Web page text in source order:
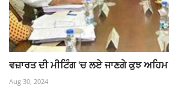
ਵਜ਼ਾਰਤ ਦੀ ਮੀਟਿੰਗ 'ਚ ਲਏ ਜਾਣਗੇ ਕੁਝ
Aug 30, 2024